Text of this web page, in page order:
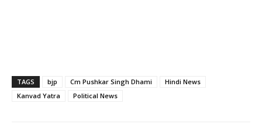
TAGS bjp Cm Pushkar Singh Dhami
Hindi News
Kanvad Yatra
Political News